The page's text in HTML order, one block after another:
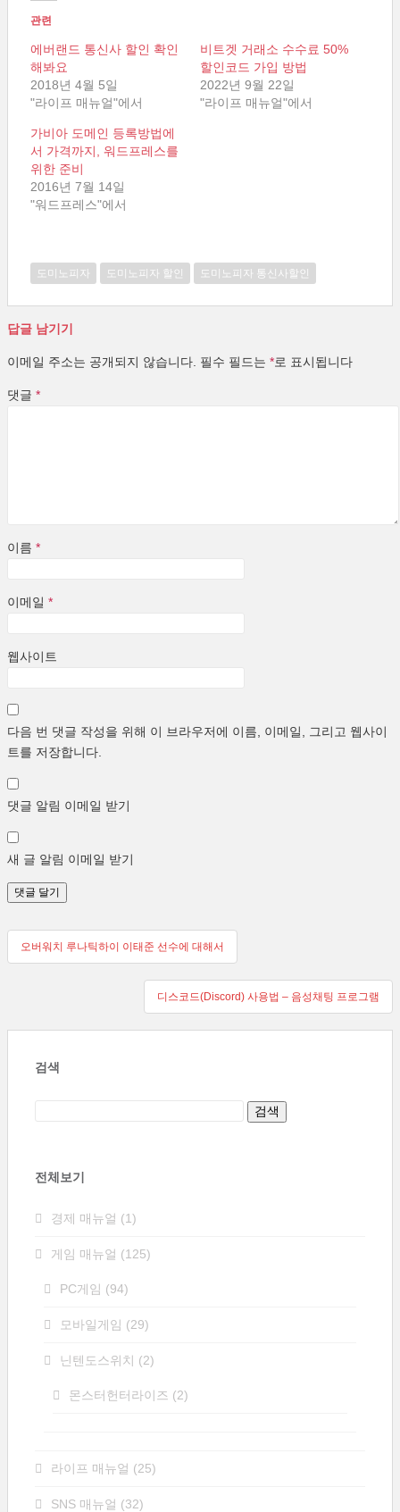
관련
에버랜드 통신사 할인 확인
해봐요
2018년 4월 5일
"라이프 매뉴얼"에서
비트겟 거래소 수수료 50%
할인코드 가입 방법
2022년 9월 22일
"라이프 매뉴얼"에서
가비아 도메인 등록방법에
서 가격까지, 워드프레스를
위한 준비
2016년 7월 14일
"워드프레스"에서
도미노피자 도미노피자 할인 도미노피자 통신사할인
답글 남기기
이메일 주소는 공개되지 않습니다. 필수 필드는 *로 표시됩니다
댓글 *
이름 *
이메일 *
웹사이트
다음 번 댓글 작성을 위해 이 브라우저에 이름, 이메일, 그리고 웹사이
트를 저장합니다.
댓글 알림 이메일 받기
새 글 알림 이메일 받기
글오버워치 루나틱하이 이태준 선수에 대해서
디스코드(Discord) 사용법 – 음성채팅 프로그램
검색
전체보기
경제 매뉴얼 (1)
게임 매뉴얼 (125)
PC게임 (94)
모바일게임 (29)
닌텐도스위치 (2)
몬스터헌터라이즈 (2)
라이프 매뉴얼 (25)
SNS 매뉴얼 (32)